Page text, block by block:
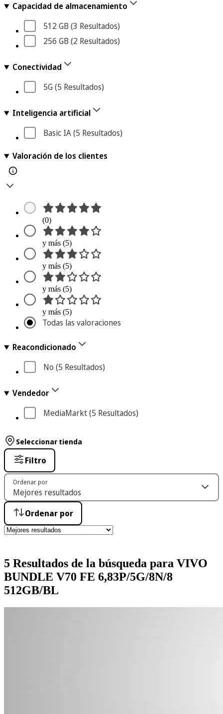
Capacidad de almacenamiento
512 GB (3 Resultados)
256 GB (2 Resultados)
Conectividad
5G (5 Resultados)
Inteligencia artificial
Basic IA (5 Resultados)
Valoración de los clientes
(0)
y más (5)
y más (5)
y más (5)
y más (5)
Todas las valoraciones
Reacondicionado
No (5 Resultados)
Vendedor
MediaMarkt (5 Resultados)
5 Resultados de la búsqueda para VIVO
BUNDLE V70 FE 6,83P/5G/8N/8
512GB/BL
Seleccionar tienda
Filtro
Ordenar por
Ordenar por